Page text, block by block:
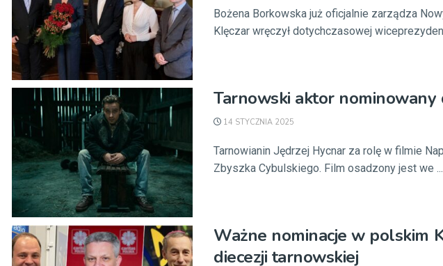
Bożena Borkowska już oficjalnie zarządza
Klęczar wręczył dotychczasowej
Tarnowski aktor
14 STYCZNIA 2025
Tarnowianin Jędrzej Hycnar za rolę w filmie
Zbyszka Cybulskiego. Film osadzony jest we ...
Ważne nominacje w polskim
diecezji tarnowskiej